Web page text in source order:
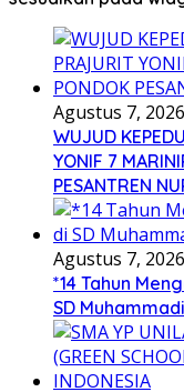
Agustus 7, 2026
WUJUD
YONIF 7
PESANTREN
Agustus 7, 2026
*14 Tahun
SD